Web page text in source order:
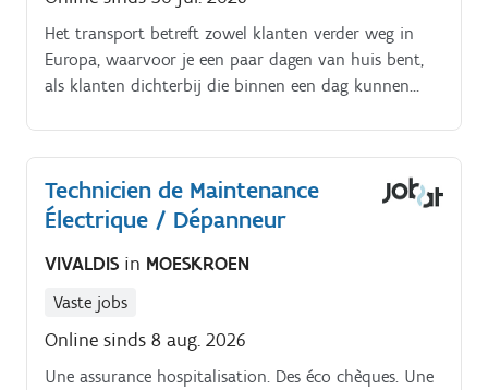
Het transport betreft zowel klanten verder weg in
Europa, waarvoor je een paar dagen van huis bent,
als klanten dichterbij die binnen een dag kunnen
administratieve afhandeling van de leveringen.
Technicien de Maintenance
Électrique / Dépanneur
VIVALDIS in MOESKROEN
Vaste jobs
Online sinds 8 aug. 2026
Une assurance hospitalisation. Des éco chèques. Une